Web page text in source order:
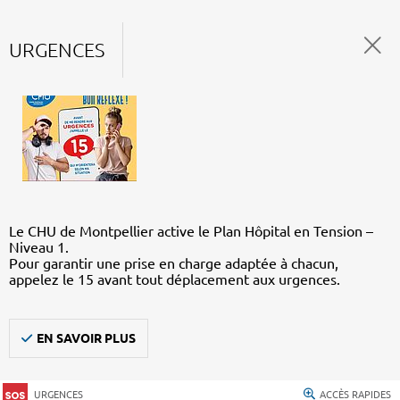
URGENCES
Le CHU de Montpellier active le Plan Hôpital en Tension –
Niveau 1.
Pour garantir une prise en charge adaptée à chacun,
appelez le 15 avant tout déplacement aux urgences.
EN SAVOIR PLUS
URGENCES ACCÈS RAPIDES